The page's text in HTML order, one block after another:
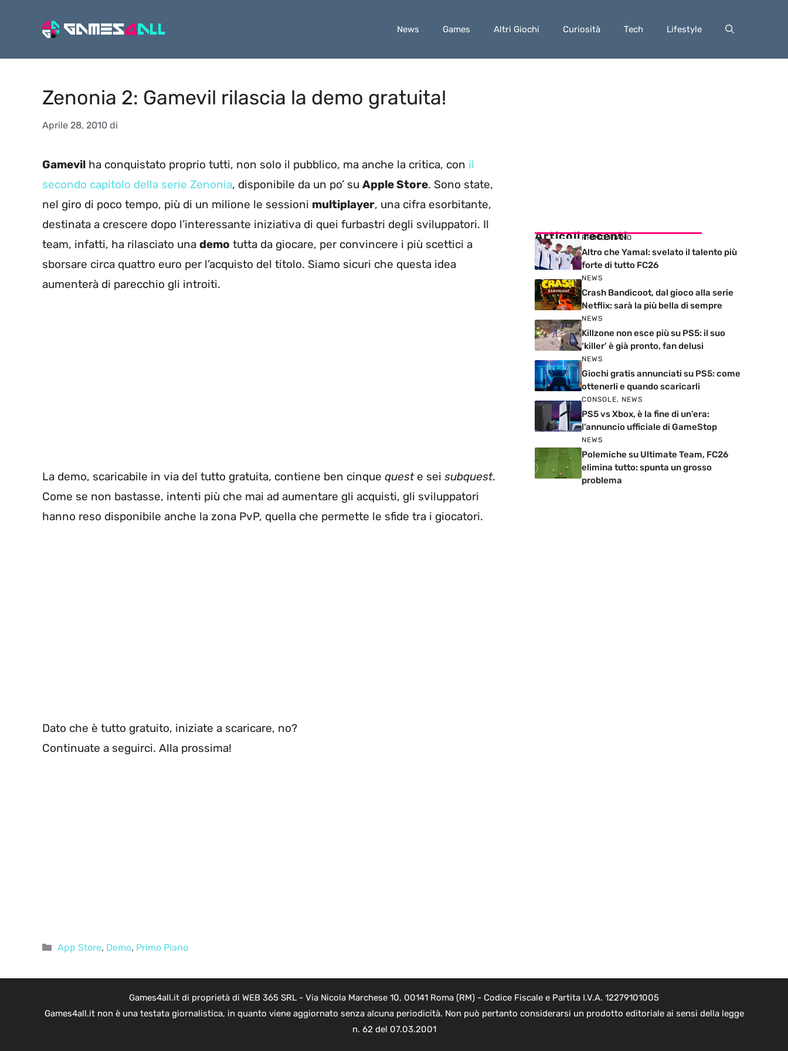
News Games Altri Giochi Curiosità Tech Lifestyle
Zenonia 2: Gamevil rilascia la demo gratuita!
Aprile 28, 2010 di
Gamevil ha conquistato proprio tutti, non solo il pubblico, ma anche la critica, con il
secondo capitolo della serie Zenonia, disponibile da un po’ su Apple Store. Sono state,
nel giro di poco tempo, più di un milione le sessioni multiplayer, una cifra esorbitante,
destinata a crescere dopo l’interessante iniziativa di quei furbastri degli sviluppatori. Il
team, infatti, ha rilasciato una demo tutta da giocare, per convincere i più scettici a
sborsare circa quattro euro per l’acquisto del titolo. Siamo sicuri che questa idea
aumenterà di parecchio gli introiti.
La demo, scaricabile in via del tutto gratuita, contiene ben cinque queste sei subquest.
Come se non bastasse, intenti più che mai ad aumentare gli acquisti, gli sviluppatori
hanno reso disponibile anche la zona PvP, quella che permette le sfide tra i giocatori.
Dato che è tutto gratuito, iniziate a scaricare, no?
Continuate a seguirci. Alla prossima!
Categorie
App Store, Demo, Primo Piano
Articoli recenti
PRIMO PIANO
Altro che Yamal: svelato il talento più
forte di tutto FC26
NEWS
Crash Bandicoot, dal gioco alla serie
Netflix: sarà la più bella di sempre
NEWS
Killzone non esce più su PS5: il suo
‘killer’ è già pronto, fan delusi
NEWS
Giochi gratis annunciati su PS5: come
ottenerli e quando scaricarli
CONSOLE, NEWS
PS5 vs Xbox, è la fine di un’era:
l’annuncio ufficiale di GameStop
NEWS
Polemiche su Ultimate Team, FC26
elimina tutto: spunta un grosso
problema
Games4all.it di proprietà di WEB 365 SRL - Via Nicola Marchese 10, 00141 Roma (RM) - Codice Fiscale e Partita I.V.A. 12279101005
Games4all.it non è una testata giornalistica, in quanto viene aggiornato senza alcuna periodicità. Non può pertanto considerarsi un prodotto editoriale ai sensi della legge
n. 62 del 07.03.2001